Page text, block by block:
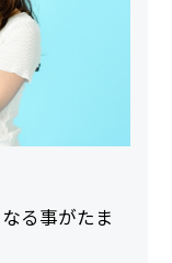
る事がたま